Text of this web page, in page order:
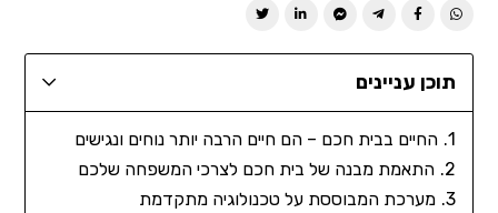
תוכן עניינים
החיים בבית חכם – הם חיים הרבה יותר נוחים ונגישים
התאמת מבנה של בית חכם לצרכי המשפחה שלכם
מערכת המבוססת על טכנולוגיה מתקדמת